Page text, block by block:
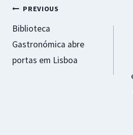
Navegação
de
artigos
PREVIOUS
Biblioteca
Gastronómica abre
portas em Lisboa